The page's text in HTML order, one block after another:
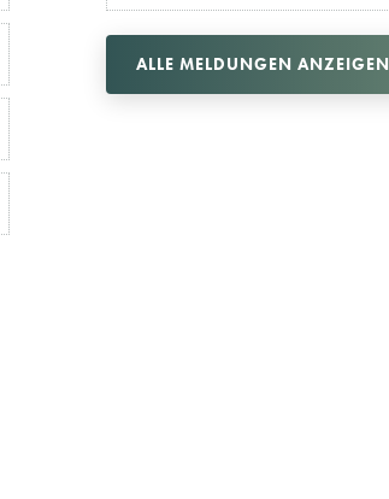
ALLE MELDUNGEN ANZEIGEN